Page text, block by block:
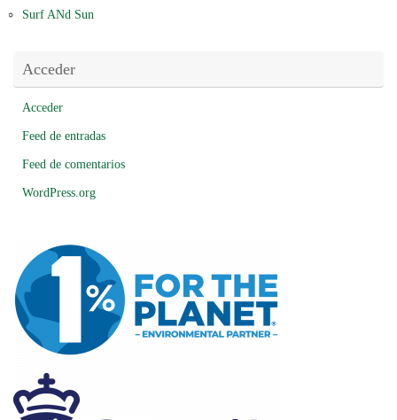
Surf ANd Sun
Acceder
Acceder
Feed de entradas
Feed de comentarios
WordPress.org